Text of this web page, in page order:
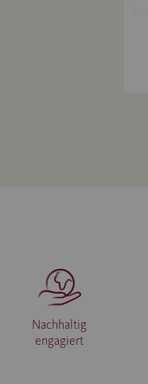
Nachhaltig
engagiert